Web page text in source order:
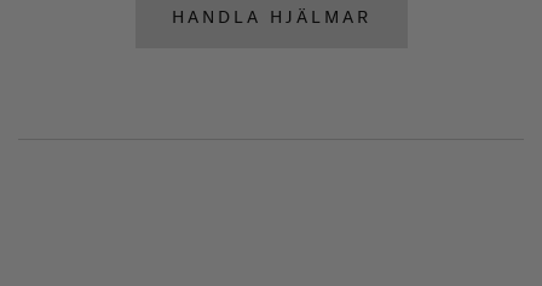
HANDLA HJÄLMAR